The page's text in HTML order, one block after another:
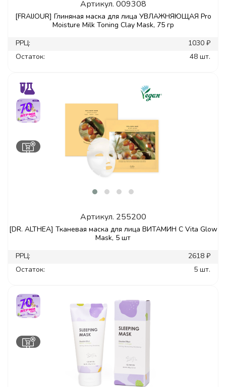
Артикул. 009308
[FRAIJOUR] Глиняная маска для лица УВЛАЖНЯЮЩАЯ Pro
Moisture Milk Toning Clay Mask, 75 гр
РРЦ:
1030 ₽
Остаток:
48 шт.
Артикул. 255200
[DR. ALTHEA] Тканевая маска для лица ВИТАМИН С Vita Glow
Mask, 5 шт
РРЦ:
2618 ₽
Остаток:
5 шт.